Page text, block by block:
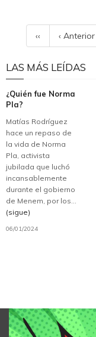
‹‹ ‹ Anterior
LAS MÁS LEÍDAS
¿Quién fue Norma
Pla?
Matías Rodríguez
hace un repaso de
la vida de Norma
Pla, activista
jubilada que luchó
incansablemente
durante el gobierno
de Menem, por los...
(sigue)
06/01/2024